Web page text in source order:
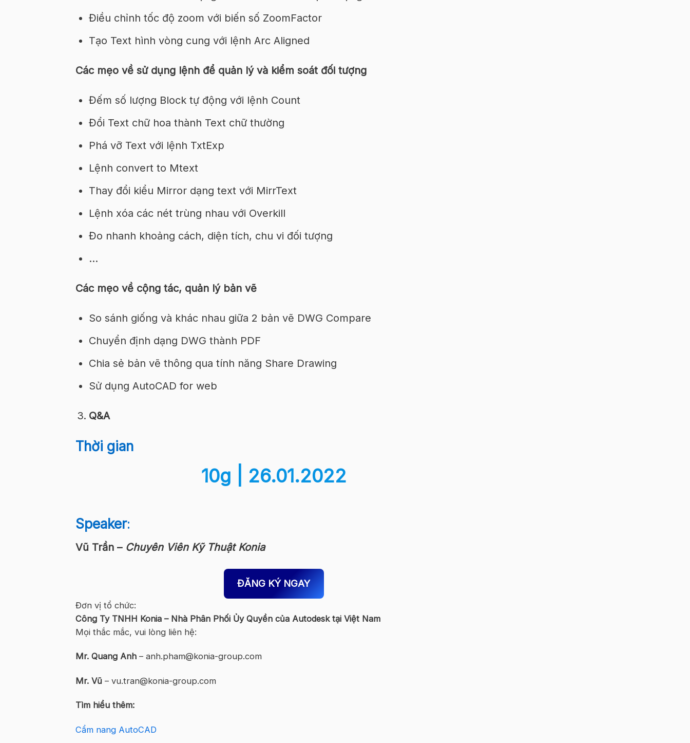
Điều chỉnh tốc độ zoom với biến số ZoomFactor
Tạo Text hình vòng cung với lệnh Arc Aligned
Các mẹo về sử dụng lệnh để quản lý và kiểm soát đối tượng
Đếm số lượng Block tự động với lệnh Count
Đổi Text chữ hoa thành Text chữ thường
Phá vỡ Text với lệnh TxtExp
Lệnh convert to Mtext
Thay đổi kiểu Mirror dạng text với MirrText
Lệnh xóa các nét trùng nhau với Overkill
Đo nhanh khoảng cách, diện tích, chu vi đối tượng
…
Các mẹo về cộng tác, quản lý bản vẽ
So sánh giống và khác nhau giữa 2 bản vẽ DWG Compare
Chuyển định dạng DWG thành PDF
Chia sẻ bản vẽ thông qua tính năng Share Drawing
Sử dụng AutoCAD for web
Q&A
Thời gian
10g | 26.01.2022
Speaker:
Vũ Trần – Chuyên Viên Kỹ Thuật Konia
ĐĂNG KÝ NGAY
Đơn vị tổ chức:
Công Ty TNHH Konia – Nhà Phân Phối Ủy Quyền của Autodesk tại Việt Nam
Mọi thắc mắc, vui lòng liên hệ:
Mr. Quang Anh – anh.pham@konia-group.com
Mr. Vũ – vu.tran@konia-group.com
Tìm hiểu thêm:
Cẩm nang AutoCAD